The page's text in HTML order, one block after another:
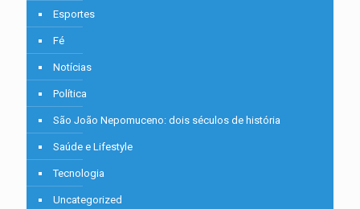
Esportes
Fé
Notícias
Política
São João Nepomuceno: dois séculos de história
Saúde e Lifestyle
Tecnologia
Uncategorized